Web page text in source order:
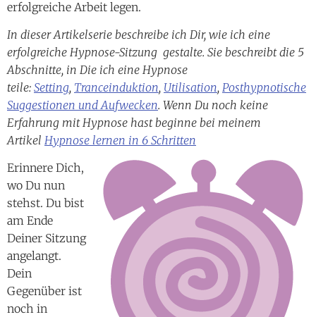
erfolgreiche Arbeit legen.
In dieser Artikelserie beschreibe ich Dir, wie ich eine
erfolgreiche Hypnose-Sitzung gestalte. Sie beschreibt die 5
Abschnitte, in Die ich eine Hypnose
teile: Setting, Tranceinduktion, Utilisation, Posthypnotische
Suggestionen und Aufwecken. Wenn Du noch keine
Erfahrung mit Hypnose hast beginne bei meinem
Artikel Hypnose lernen in 6 Schritten
Erinnere Dich,
wo Du nun
stehst. Du bist
am Ende
Deiner Sitzung
angelangt.
Dein
Gegenüber ist
noch in